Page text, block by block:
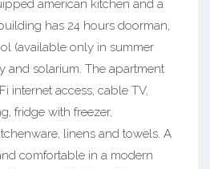
american kitchen and a
has 24 hours doorman,
(available only in summer
and solarium. The apartment
internet access, cable TV,
fridge with freezer,
linens and towels. A
comfortable in a modern